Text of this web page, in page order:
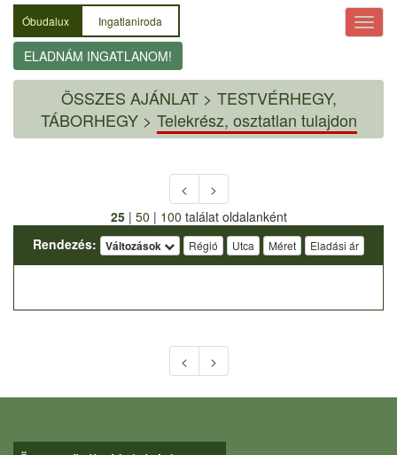
Óbudalux Ingatlaniroda
ELADNÁM INGATLANOM!
ÖSSZES AJÁNLAT> TESTVÉRHEGY,
TÁBORHEGY > Telekrész, osztatlan tulajdon
<
>
25| 50 | 100 találat oldalanként
Rendezés:
Változások Régió Utca Méret Eladási ár
< >